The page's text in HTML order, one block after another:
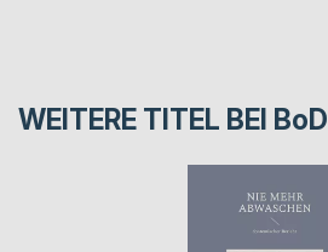
WEITERE TITEL BEI BoD